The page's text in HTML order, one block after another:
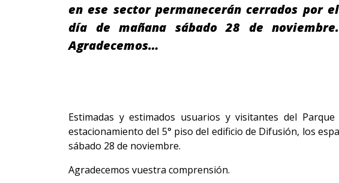
en ese sector permanecerán cerrados por el
día de mañana sábado 28 de noviembre.
Agradecemos…
Estimadas y estimados usuarios y visitantes del
estacionamiento del 5° piso del edificio de Difusión, los
sábado 28 de noviembre.
Agradecemos vuestra comprensión.